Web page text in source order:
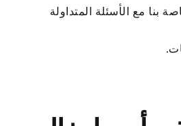
بنا مع الأسئلة المتداولة